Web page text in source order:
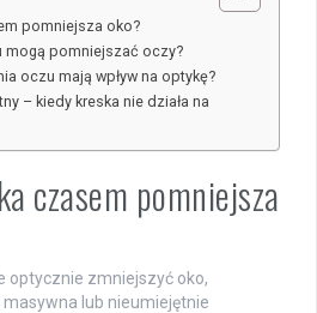
pomniejsza oko?
mogą pomniejszać oczy?
oczu mają wpływ na optykę?
– kiedy kreska nie działa na
czasem pomniejsza
optycznie zmniejszyć oko,
lub nieumiejętnie